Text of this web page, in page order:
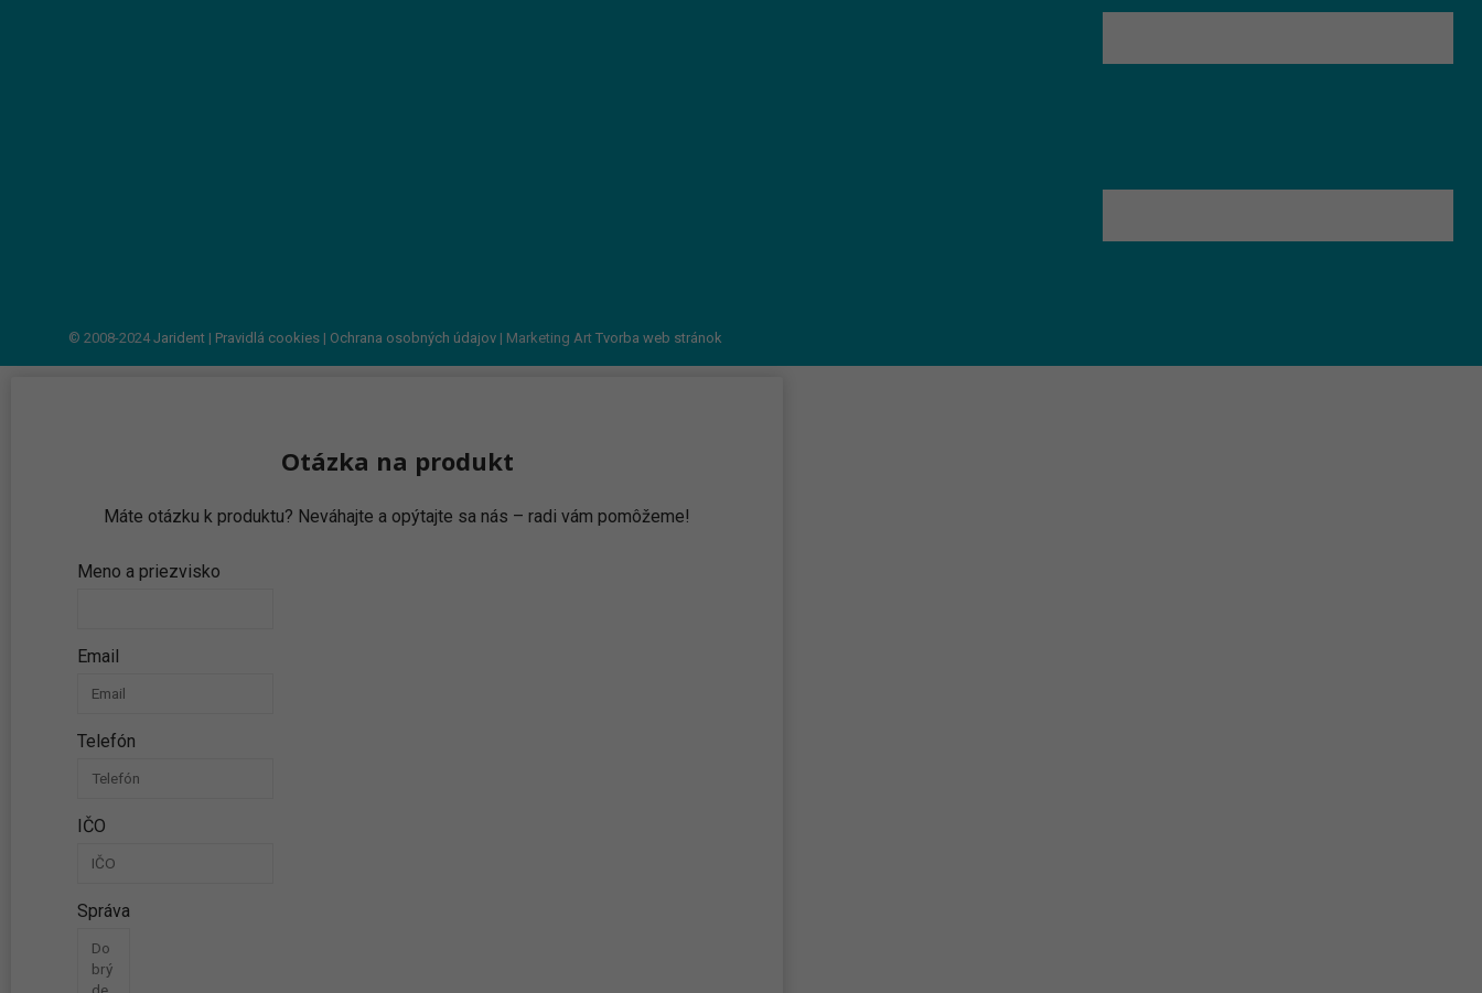
© 2008-2024Jarident | Pravidlá cookies | Ochrana osobných údajov | Marketing Art Tvorba web stránok
Otázka na produkt
Máte otázku k produktu? Neváhajte a opýtajte sa nás – radi vám pomôžeme!
Meno a priezvisko
Email
Telefón
IČO
Správa